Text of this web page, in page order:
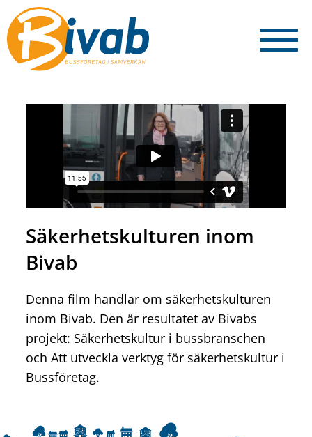
Säkerhetskulturen inom
Bivab
Denna film handlar om säkerhetskulturen
inom Bivab. Den är resultatet av Bivabs
projekt: Säkerhetskultur i bussbranschen
och Att utveckla verktyg för säkerhetskultur i
Bussföretag.